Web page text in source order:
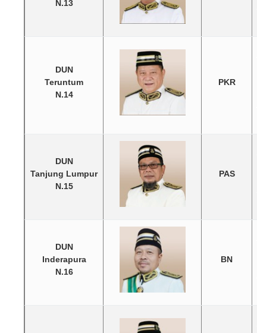
N.13
DUN
Teruntum
N.14
PKR
DUN
Tanjung Lumpur
N.15
PAS
DUN
Inderapura
N.16
BN